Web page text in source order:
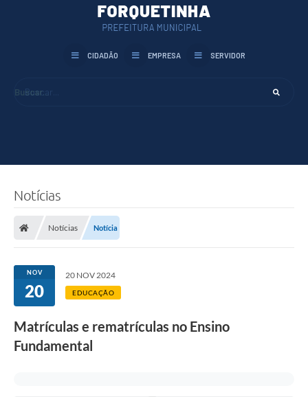
Buscar...
CIDADÃO EMPRESA SERVIDOR
Notícias
Notícias Notícia
NOV
20
20 NOV 2024
EDUCAÇÃO
Matrículas e rematrículas no Ensino
Fundamental